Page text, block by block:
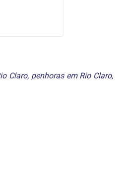
Claro, penhoras em Rio Claro,